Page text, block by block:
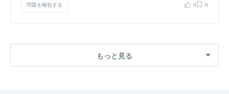
問題を報告する 0 0
もっと見る